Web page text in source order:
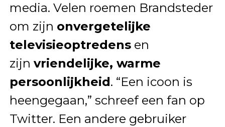
media. Velen roemen Brandsteder
om zijn onvergetelijke
televisieoptredensen
zijn vriendelijke, warme
persoonlijkheid. “Een icoon is
heengegaan,” schreef een fan op
Twitter. Een andere gebruiker